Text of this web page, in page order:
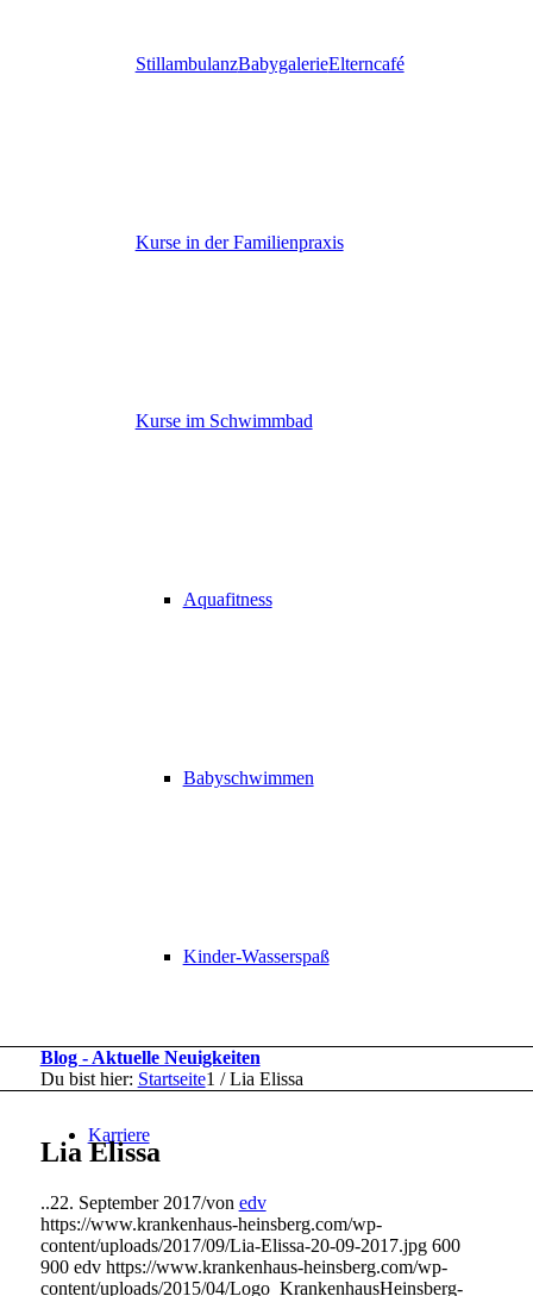
StillambulanzBabygalerieElterncafé
Kurse in der Familienpraxis
Kurse im Schwimmbad
Aquafitness
Babyschwimmen
Kinder-Wasserspaß
Karriere
Blog - Aktuelle Neuigkeiten
Du bist hier: Startseite1 / Lia Elissa
Lia Elissa
..22. September 2017/von edv
https://www.krankenhaus-heinsberg.com/wp-
content/uploads/2017/09/Lia-Elissa-20-09-2017.jpg 600
900 edv https://www.krankenhaus-heinsberg.com/wp-
content/uploads/2015/04/Logo_KrankenhausHeinsberg-